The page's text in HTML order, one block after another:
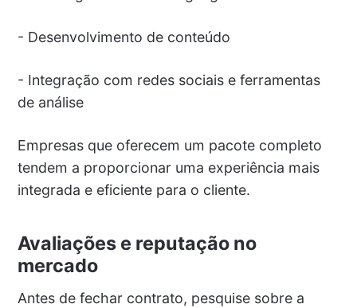
- Desenvolvimento de conteúdo
- Integração com redes sociais e ferramentas
de análise
Empresas que oferecem um pacote completo
tendem a proporcionar uma experiência mais
integrada e eficiente para o cliente.
Avaliações e reputação no
mercado
Antes de fechar contrato, pesquise sobre a